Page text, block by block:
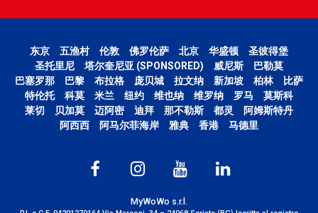
东京 五渔村 伦敦 佛罗伦萨 北京 华盛顿
圣彼得堡
圣托里尼
塔尔奎尼亚 (SPONSORED) 威尼斯
巴勒莫
巴塞罗那
巴黎 布拉格 庞贝城 拉文纳 新加坡 柏林
比萨
特伦托
科莫 米兰 纽约 维也纳 维罗纳 罗马
莫斯科
莱切
贝加莫 迈阿密 迪拜 那不勒斯 都灵
阿姆斯特丹
阿西西
阿马尔菲海岸 雅典 香港 马德里
MyWoWo s.r.l.